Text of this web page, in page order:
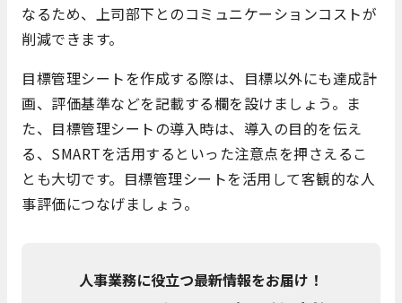
なるため、上司部下とのコミュニケーションコストが
削減できます。
目標管理シートを作成する際は、目標以外にも達成計
画、評価基準などを記載する欄を設けましょう。ま
た、目標管理シートの導入時は、導入の目的を伝え
る、SMARTを活用するといった注意点を押さえるこ
とも大切です。目標管理シートを活用して客観的な人
事評価につなげましょう。
人事業務に役立つ最新情報をお届け！